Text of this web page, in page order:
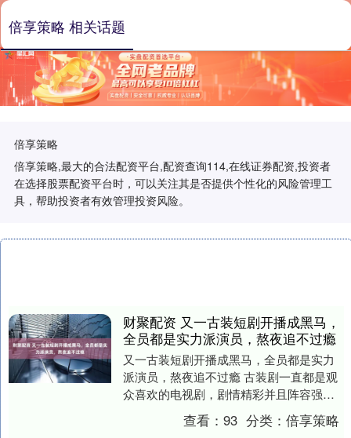
倍享策略
倍享策略,最大的合法配资平台,配资查询114,在线证券配资,投资者
在选择股票配资平台时，可以关注其是否提供个性化的风险管理工
具，帮助投资者有效管理投资风险。
倍享策略 相关话题
财聚配资 又一古装短剧开播成黑马，
全员都是实力派演员，熬夜追不过瘾
又一古装短剧开播成黑马，全员都是实力
派演员，熬夜追不过瘾 古装剧一直都是观
众喜欢的电视剧，剧情精彩并且阵容强
大，很多剧都是很不错的，今天小编就给
大家分享一部开播....
查看：93 分类：倍享策略